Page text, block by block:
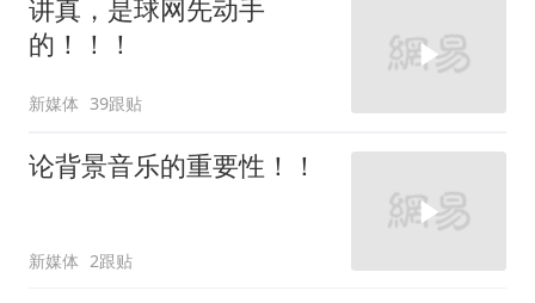
讲真，是球网先动手
的！！！
新媒体 39跟贴
论背景音乐的重要性！！
新媒体 2跟贴